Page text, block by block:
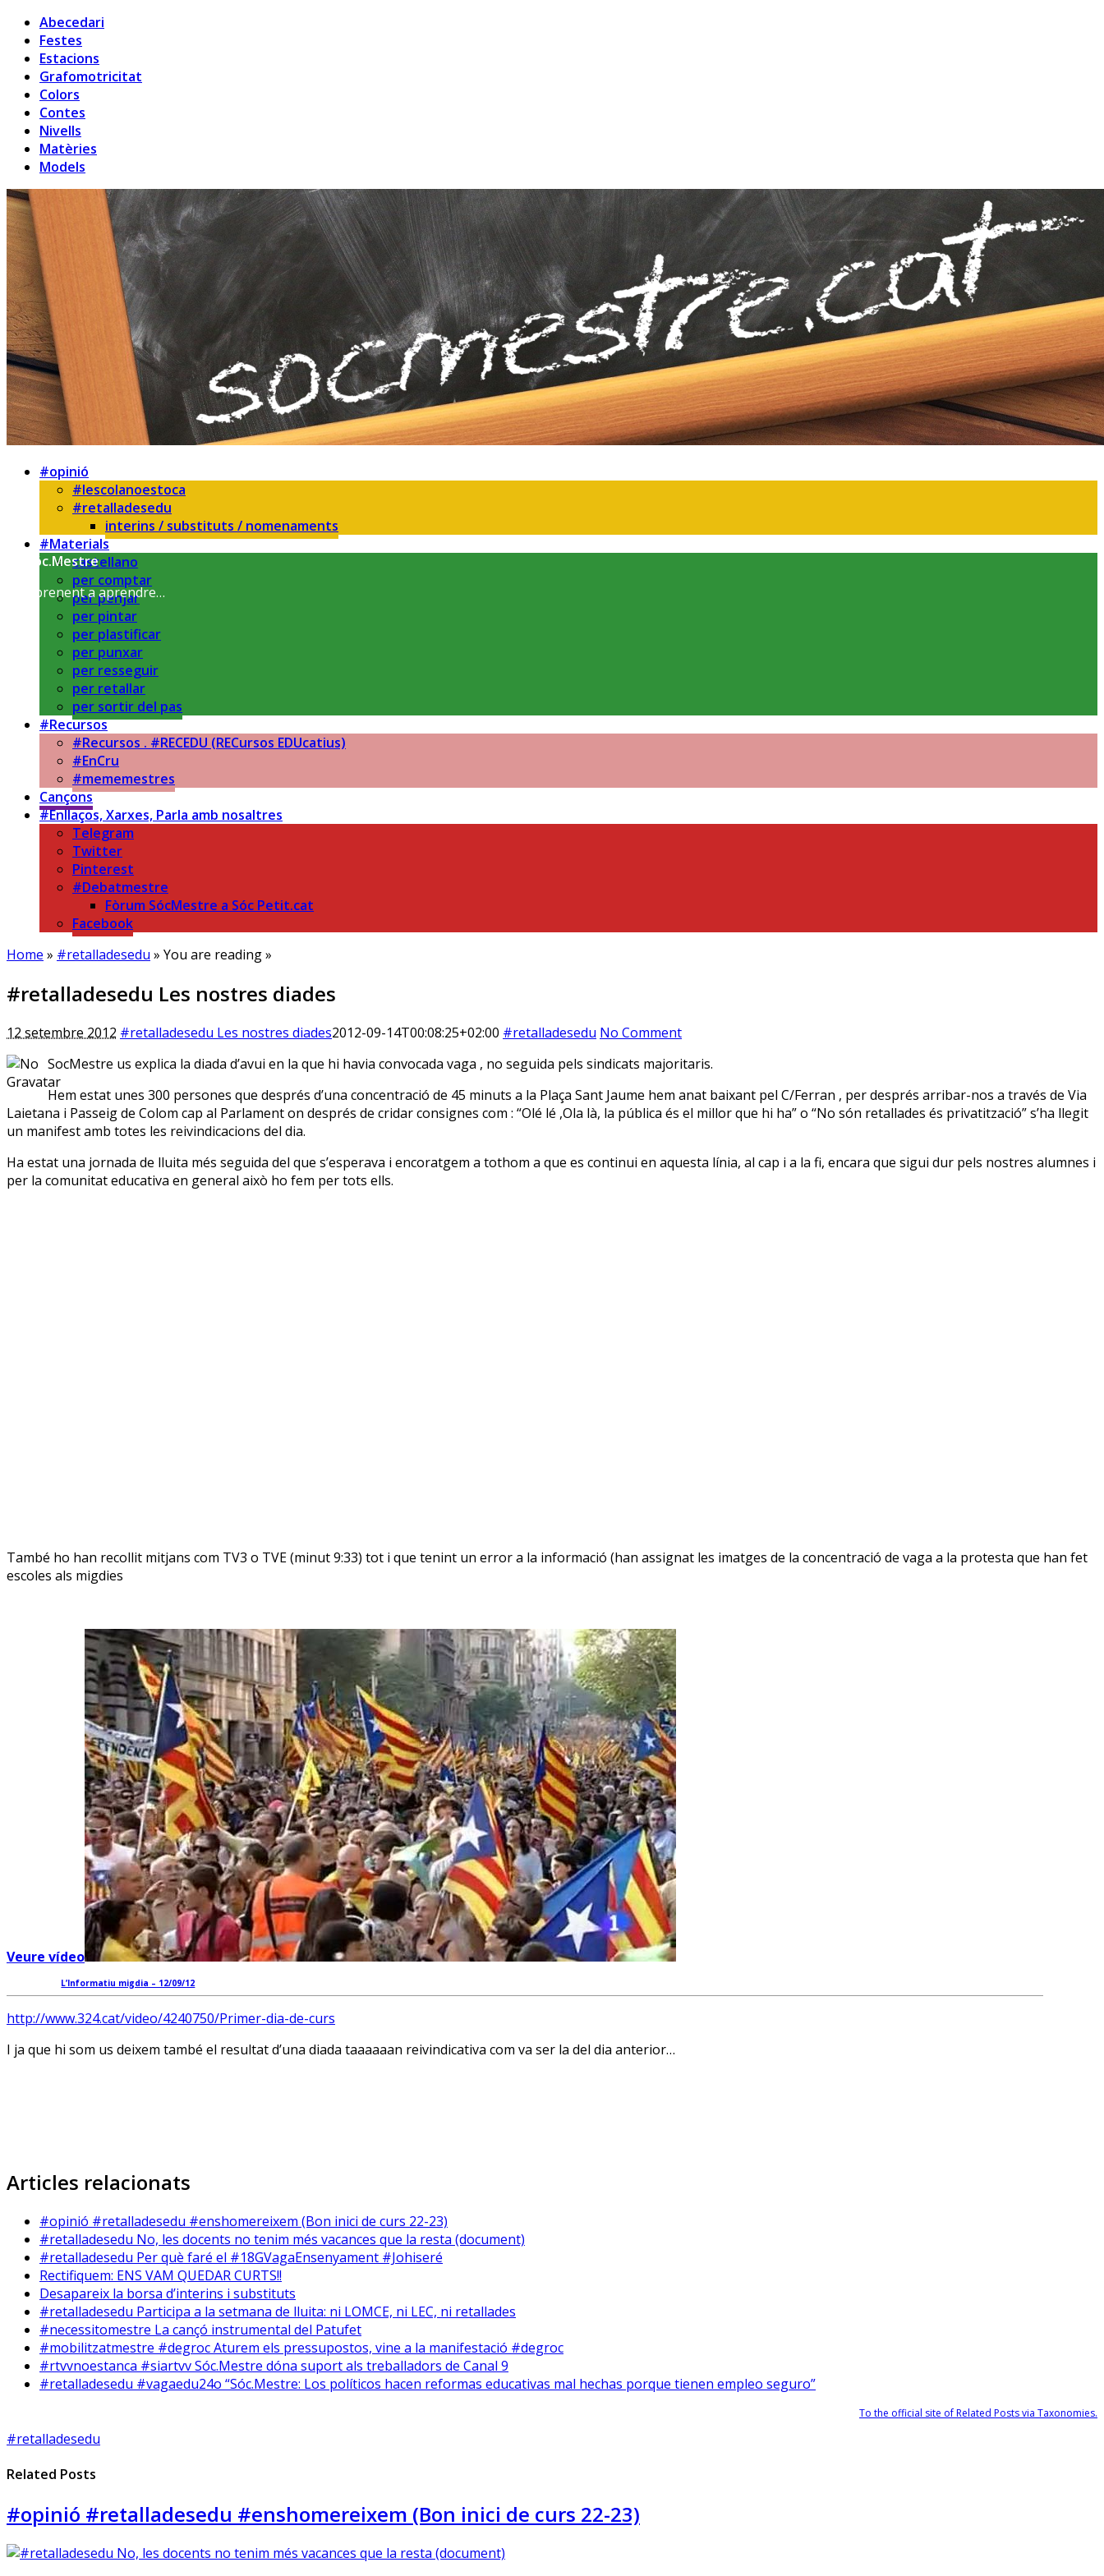
Abecedari
Festes
Estacions
Grafomotricitat
Colors
Contes
Nivells
Matèries
Models
Sóc.Mestre
Aprenent a aprendre…
#opinió
#lescolanoestoca
#retalladesedu
interins / substituts / nomenaments
#Materials
castellano
per comptar
per penjar
per pintar
per plastificar
per punxar
per resseguir
per retallar
per sortir del pas
#Recursos
#Recursos . #RECEDU (RECursos EDUcatius)
#EnCru
#mememestres
Cançons
#Enllaços, Xarxes, Parla amb nosaltres
Telegram
Twitter
Pinterest
#Debatmestre
Fòrum SócMestre a Sóc Petit.cat
Facebook
Home » #retalladesedu » You are reading »
#retalladesedu Les nostres diades
12 setembre 2012 #retalladesedu Les nostres diades2012-09-14T00:08:25+02:00 #retalladesedu No Comment
SocMestre us explica la diada d’avui en la que hi havia convocada vaga , no seguida pels sindicats majoritaris.
Hem estat unes 300 persones que després d’una concentració de 45 minuts a la Plaça Sant Jaume hem anat baixant pel C/Ferran , per després arribar-nos a través de Via
Laietana i Passeig de Colom cap al Parlament on després de cridar consignes com : “Olé lé ,Ola là, la pública és el millor que hi ha” o “No són retallades és privatització” s’ha llegit
un manifest amb totes les reivindicacions del dia.
Ha estat una jornada de lluita més seguida del que s’esperava i encoratgem a tothom a que es continui en aquesta línia, al cap i a la fi, encara que sigui dur pels nostres alumnes i
per la comunitat educativa en general això ho fem per tots ells.
També ho han recollit mitjans com TV3 o TVE (minut 9:33) tot i que tenint un error a la informació (han assignat les imatges de la concentració de vaga a la protesta que han fet
escoles als migdies
Veure vídeo
L’Informatiu migdia – 12/09/12
http://www.324.cat/video/4240750/Primer-dia-de-curs
I ja que hi som us deixem també el resultat d’una diada taaaaaan reivindicativa com va ser la del dia anterior…
Articles relacionats
#opinió #retalladesedu #enshomereixem (Bon inici de curs 22-23)
#retalladesedu No, les docents no tenim més vacances que la resta (document)
#retalladesedu Per què faré el #18GVagaEnsenyament #Johiseré
Rectifiquem: ENS VAM QUEDAR CURTS!!
Desapareix la borsa d’interins i substituts
#retalladesedu Participa a la setmana de lluita: ni LOMCE, ni LEC, ni retallades
#necessitomestre La cançó instrumental del Patufet
#mobilitzatmestre #degroc Aturem els pressupostos, vine a la manifestació #degroc
#rtvvnoestanca #siartvv Sóc.Mestre dóna suport als treballadors de Canal 9
#retalladesedu #vagaedu24o “Sóc.Mestre: Los políticos hacen reformas educativas mal hechas porque tienen empleo seguro”
To the official site of Related Posts via Taxonomies.
#retalladesedu
Related Posts
#opinió #retalladesedu #enshomereixem (Bon inici de curs 22-23)